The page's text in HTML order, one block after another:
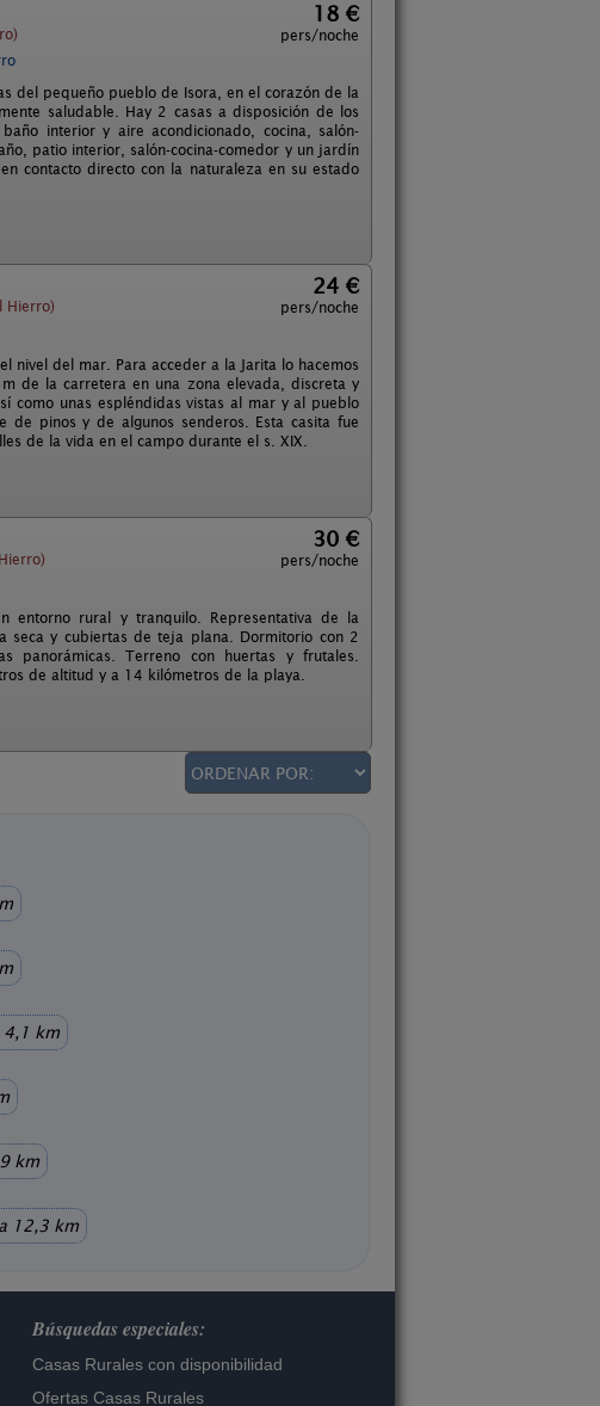
18 €
pers/noche
del pequeño pueblo de Isora, en el corazón de la
saludable. Hay 2 casas a disposición de los
interior y aire acondicionado, cocina, salón-
patio interior, salón-cocina-comedor y un jardín
contacto directo con la naturaleza en su estado
Hierro)
24 €
pers/noche
nivel del mar. Para acceder a la Jarita lo hacemos
de la carretera en una zona elevada, discreta y
como unas espléndidas vistas al mar y al pueblo
pinos y de algunos senderos. Esta casita fue
de la vida en el campo durante el s. XIX.
30 €
pers/noche
entorno rural y tranquilo. Representativa de la
seca y cubiertas de teja plana. Dormitorio con 2
panorámicas. Terreno con huertas y frutales.
de altitud y a 14 kilómetros de la playa.
4,1 km
km
a 12,3 km
Búsquedas especiales:
Casas Rurales con disponibilidad
Ofertas Casas Rurales